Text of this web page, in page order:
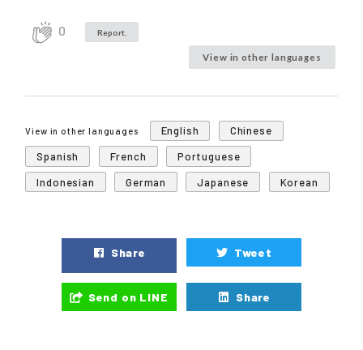
0 Report.
View in other languages
View in other languages English
Chinese
Spanish
French
Portuguese
Indonesian
German Japanese Korean
Share Tweet
Send on LINE Share